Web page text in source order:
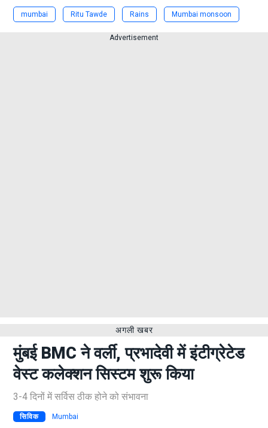
mumbai Ritu Tawde Rains Mumbai monsoon
Advertisement
अगली खबर
मुंबई BMC ने वर्ली, प्रभादेवी में इंटीग्रेटेड
वेस्ट कलेक्शन सिस्टम शुरू किया
3-4 दिनों में सर्विस ठीक होने को संभावना
सिविक Mumbai